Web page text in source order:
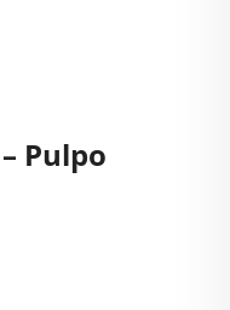
Pulpo